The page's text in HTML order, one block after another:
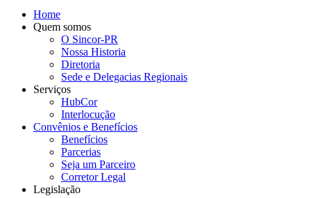
Home
Quem somos
O Sincor-PR
Nossa Historia
Diretoria
Sede e Delegacias Regionais
Serviços
HubCor
Interlocução
Convênios e Benefícios
Benefícios
Parcerias
Seja um Parceiro
Corretor Legal
Legislação